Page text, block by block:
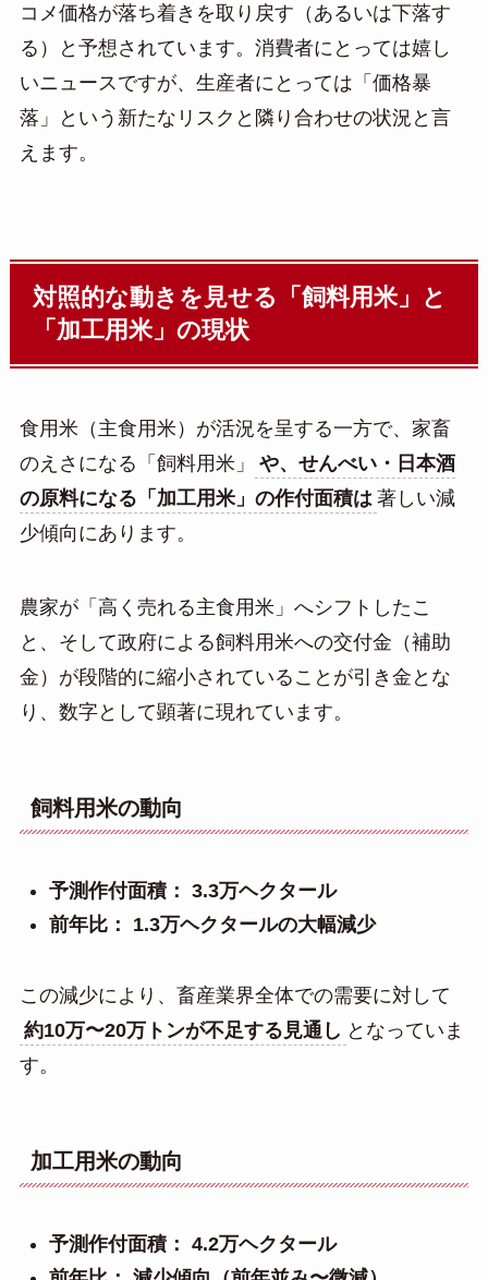
コメ価格が落ち着きを取り戻す（あるいは下落す
る）と予想されています。消費者にとっては嬉し
いニュースですが、生産者にとっては「価格暴
落」という新たなリスクと隣り合わせの状況と言
えます。
対照的な動きを見せる「飼料用米」と
「加工用米」の現状
食用米（主食用米）が活況を呈する一方で、家畜
のえさになる「飼料用米」
や、せんべい・日本酒
の原料になる「加工用米」の作付面積は 著しい減
少傾向にあります。
農家が「高く売れる主食用米」へシフトしたこ
と、そして政府による飼料用米への交付金（補助
金）が段階的に縮小されていることが引き金とな
り、数字として顕著に現れています。
飼料用米の動向
予測作付面積： 3.3万ヘクタール
前年比：
1.3万ヘクタールの大幅減少
この減少により、畜産業界全体での需要に対して
約10万〜20万トンが不足する見通し となっていま
す。
加工用米の動向
予測作付面積： 4.2万ヘクタール